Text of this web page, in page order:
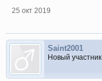
25 окт 2019
Saint2001
Новый участник